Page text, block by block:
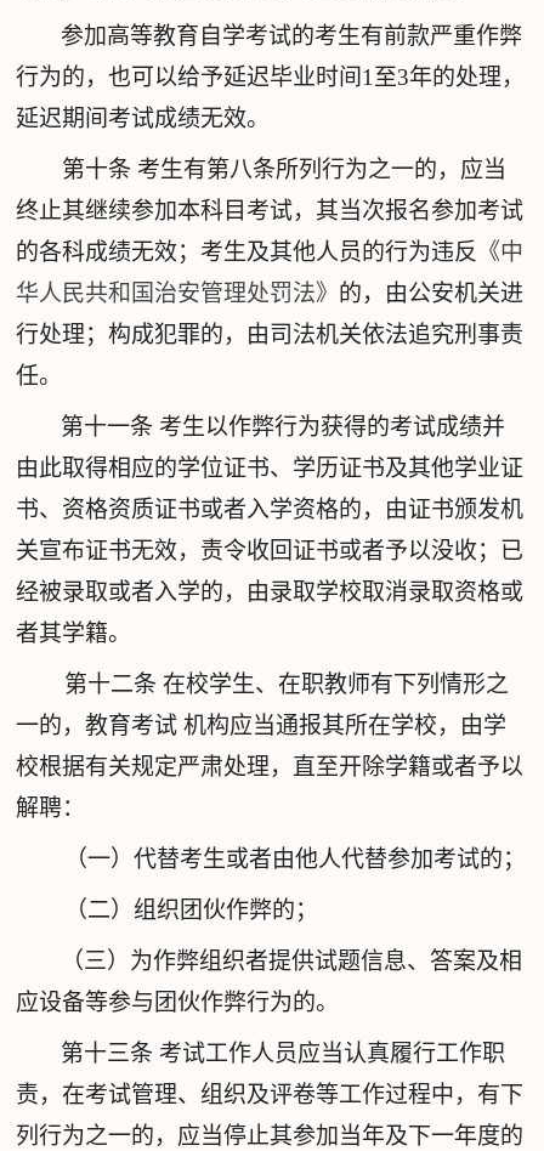
参加高等教育自学考试的考生有前款严重作弊
行为的，也可以给予延迟毕业时间1至3年的处理，
延迟期间考试成绩无效。
第十条 考生有第八条所列行为之一的，应当
终止其继续参加本科目考试，其当次报名参加考试
的各科成绩无效；考生及其他人员的行为违反 《中
华人民共和国治安管理处罚法》 的，由公安机关进
行处理；构成犯罪的，由司法机关依法追究刑事责
任。
第十一条 考生以作弊行为获得的考试成绩并
由此取得相应的学位证书、学历证书及其他学业证
书、资格资质证书或者入学资格的，由证书颁发机
关宣布证书无效，责令收回证书或者予以没收；已
经被录取或者入学的，由录取学校取消录取资格或
者其学籍。
第十二条 在校学生、在职教师有下列情形之
一的，教育考试 机构应当通报其所在学校，由学
校根据有关规定严肃处理，直至开除学籍或者予以
解聘：
（一）代替考生或者由他人代替参加考试的；
（二）组织团伙作弊的；
（三）为作弊组织者提供试题信息、答案及相
应设备等参与团伙作弊行为的。
第十三条 考试工作人员应当认真履行工作职
责，在考试管理、组织及评卷等工作过程中，有下
列行为之一的，应当停止其参加当年及下一年度的